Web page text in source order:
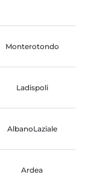
Monterotondo
Ladispoli
AlbanoLaziale
Ardea